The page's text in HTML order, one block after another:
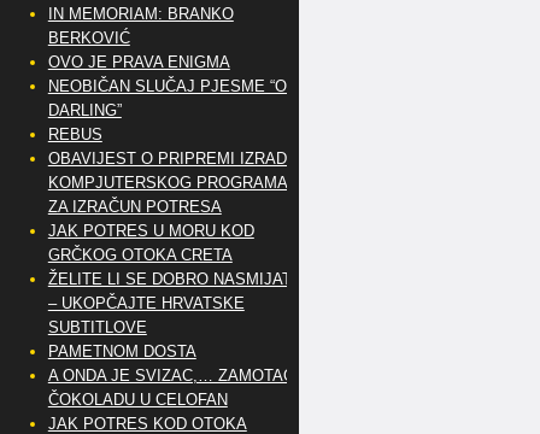
IN MEMORIAM: BRANKO
BERKOVIĆ
OVO JE PRAVA ENIGMA
NEOBIČAN SLUČAJ PJESME “OH
DARLING”
REBUS
OBAVIJEST O PRIPREMI IZRADE
KOMPJUTERSKOG PROGRAMA
ZA IZRAČUN POTRESA
JAK POTRES U MORU KOD
GRČKOG OTOKA CRETA
ŽELITE LI SE DOBRO NASMIJATI
– UKOPČAJTE HRVATSKE
SUBTITLOVE
PAMETNOM DOSTA
A ONDA JE SVIZAC,… ZAMOTAO
ČOKOLADU U CELOFAN
JAK POTRES KOD OTOKA